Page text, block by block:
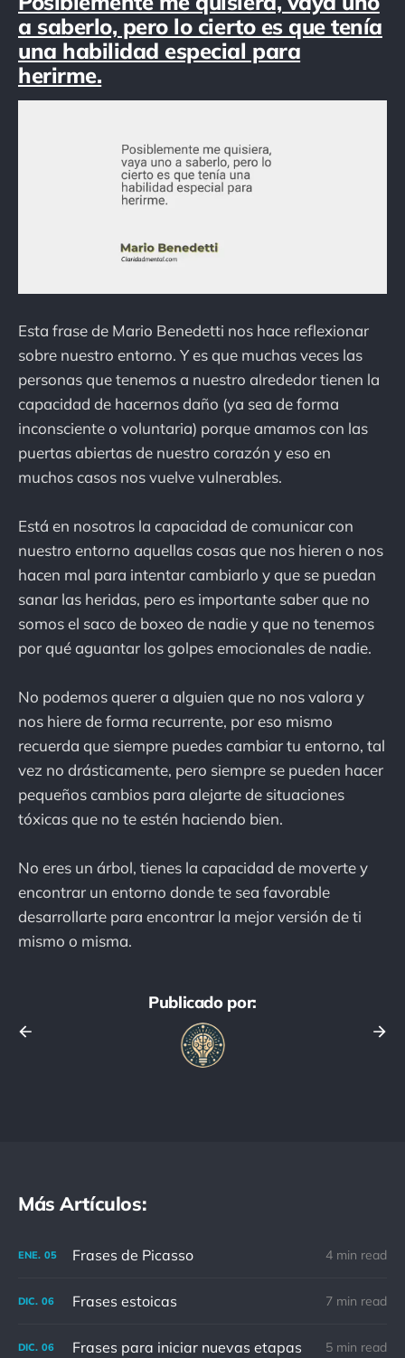
a saberlo, pero lo cierto es que tenía
una habilidad especial para
herirme.
Esta frase de Mario Benedetti nos hace reflexionar
sobre nuestro entorno. Y es que muchas veces las
personas que tenemos a nuestro alrededor tienen la
capacidad de hacernos daño (ya sea de forma
inconsciente o voluntaria) porque amamos con las
puertas abiertas de nuestro corazón y eso en
muchos casos nos vuelve vulnerables.
Está en nosotros la capacidad de comunicar con
nuestro entorno aquellas cosas que nos hieren o nos
hacen mal para intentar cambiarlo y que se puedan
sanar las heridas, pero es importante saber que no
somos el saco de boxeo de nadie y que no tenemos
por qué aguantar los golpes emocionales de nadie.
No podemos querer a alguien que no nos valora y
nos hiere de forma recurrente, por eso mismo
recuerda que siempre puedes cambiar tu entorno, tal
vez no drásticamente, pero siempre se pueden hacer
pequeños cambios para alejarte de situaciones
tóxicas que no te estén haciendo bien.
No eres un árbol, tienes la capacidad de moverte y
encontrar un entorno donde te sea favorable
desarrollarte para encontrar la mejor versión de ti
mismo o misma.
Publicado por:
Más Artículos:
ENE. 05 Frases de Picasso 4 min read
DIC. 06 Frases estoicas 7 min read
DIC. 06 Frases para iniciar nuevas etapas 5 min read